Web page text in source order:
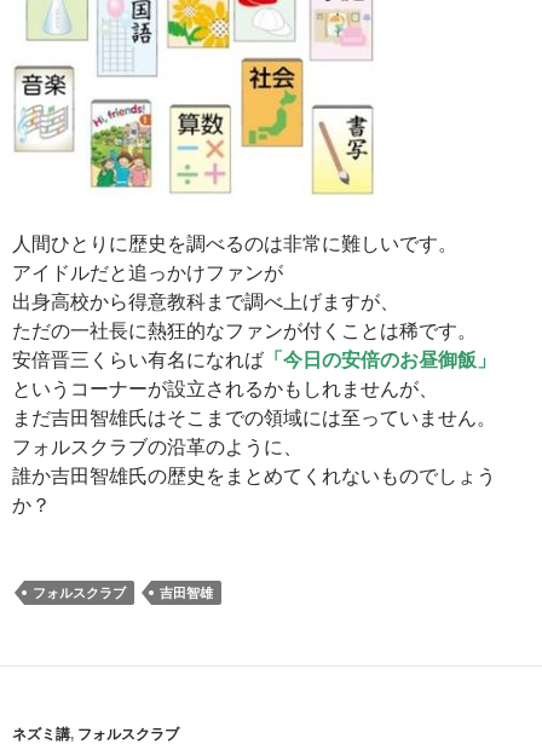
人間ひとりに歴史を調べるのは非常に難しいです。
アイドルだと追っかけファンが
出身高校から得意教科まで調べ上げますが、
ただの一社長に熱狂的なファンが付くことは稀です。
安倍晋三くらい有名になれば 「今日の安倍のお昼御飯」
というコーナーが設立されるかもしれませんが、
まだ吉田智雄氏はそこまでの領域には至っていません。
フォルスクラブの沿革のように、
誰か吉田智雄氏の歴史をまとめてくれないものでしょう
か？
フォルスクラブ 吉田智雄
ネズミ講, フォルスクラブ